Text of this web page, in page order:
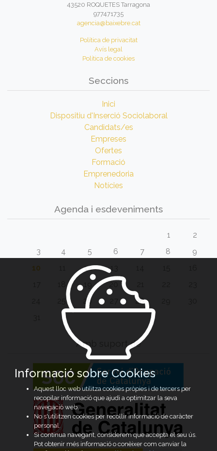
43520 ROQUETES Tarragona
977471735
agencia@baixebre.cat
Política de privacitat
Avís legal
Política de cookies
Seccions
Inici
Dispositiu d'Inserció Sociolaboral
Candidats/es
Empreses
Ofertes
Formació
Emprenedoria
Notícies
Agenda i esdeveniments
1
2
3
4 5 6 7 8
9
10
12 13
20
26 28
Amb suport de
Informació sobre Cookies
Aquest lloc web utilitza cookies pròpies i de tercers per
recopilar informació que ajudi a optimitzar la seva
navegació web.
No s'utilitzen cookies per recollir informació de caràcter
personal.
Si continua navegant, considerem que accepta el seu ús.
Pot obtenir més informació o conèixer com canviar la